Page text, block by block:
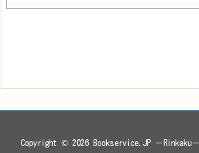
Copyright © 2026 Bookservice.JP －Rinkaku－